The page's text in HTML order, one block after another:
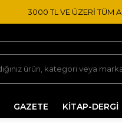
3000 TL VE ÜZERİ TÜM
GAZETE KİTAP-DERGİ